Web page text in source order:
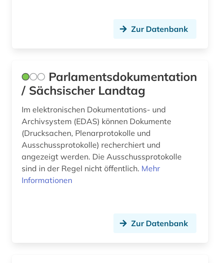
Zur Datenbank
Parlamentsdokumentation
/ Sächsischer Landtag
Im elektronischen Dokumentations- und
Archivsystem (EDAS) können Dokumente
(Drucksachen, Plenarprotokolle und
Ausschussprotokolle) recherchiert und
angezeigt werden. Die Ausschussprotokolle
sind in der Regel nicht öffentlich. Mehr
Informationen
Zur Datenbank